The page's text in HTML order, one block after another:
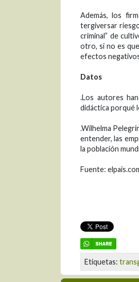
Además, los
tergiversar
criminal” de
otro, si no es
efectos
Datos
.Los autores
didáctica porqué
.Wilhelma
entender, las
la población
Fuente:
Etiquetas: